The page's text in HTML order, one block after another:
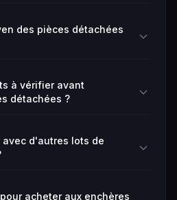
des pièces détachées
à vérifier avant
détachées ?
avec d'autres lots de
acheter aux enchères